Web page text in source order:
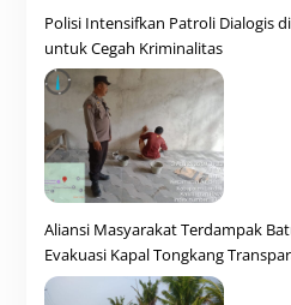
Polisi Intensifkan Patroli Dialogis
untuk Cegah Kriminalitas
Aliansi Masyarakat Terdampak
Evakuasi Kapal Tongkang